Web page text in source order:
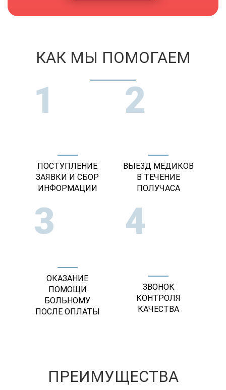
КАК МЫ ПОМОГАЕМ
1
ПОСТУПЛЕНИЕ
ЗАЯВКИ И СБОР
ИНФОРМАЦИИ
2
ВЫЕЗД МЕДИКОВ
В ТЕЧЕНИЕ
ПОЛУЧАСА
3
ОКАЗАНИЕ
ПОМОЩИ
БОЛЬНОМУ
ПОСЛЕ ОПЛАТЫ
4
ЗВОНОК
КОНТРОЛЯ
КАЧЕСТВА
ПРЕИМУЩЕСТВА